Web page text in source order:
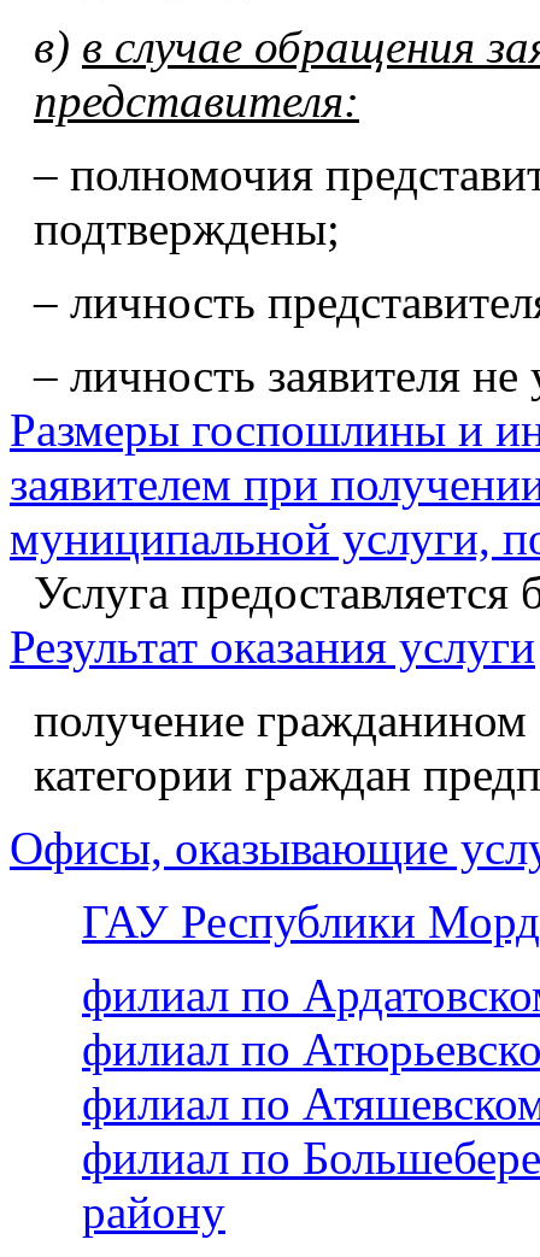
в) в случае обращения
представителя:
– полномочия
подтверждены;
– личность
– личность заявителя не
Размеры госпошлины и
заявителем при
муниципальной услуги,
Услуга предоставляется
Результат оказания услуги
получение гражданином
категории граждан
Офисы, оказывающие
ГАУ Республики
филиал по
филиал по
филиал по
филиал по
району